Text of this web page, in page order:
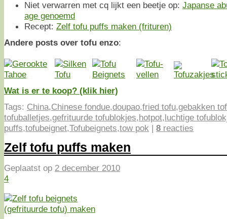
Niet verwarren met cq lijkt een beetje op: Japanse
age genoemd
Recept: Zelf tofu puffs maken (frituren)
Andere posts over tofu enzo:
Wat is er te koop? (klik hier)
Tags: China,Chinese fondue,doupao,fried tofu,gebakken
tofuballetjes,gefrituurde tofublokjes,hotpot,luchtige
puffs,tofubeignet,Tofubeignets,tow pok | 8 reacties
Zelf tofu puffs maken
Geplaatst op 2 december 2010
4